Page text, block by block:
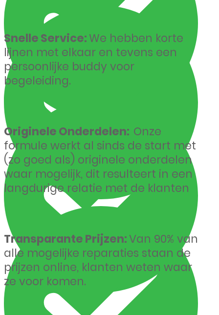
Snelle Service:We hebben korte
lijnen met elkaar en tevens een
persoonlijke buddy voor
begeleiding.
Originele Onderdelen: Onze
formule werkt al sinds de start met
(zo goed als) originele onderdelen
waar mogelijk, dit resulteert in een
langdurige relatie met de klanten
Transparante Prijzen:Van 90% van
alle mogelijke reparaties staan de
prijzen online, klanten weten waar
ze voor komen.